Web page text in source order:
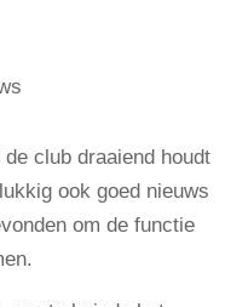
club draaiend houdt
ook goed nieuws
om de functie